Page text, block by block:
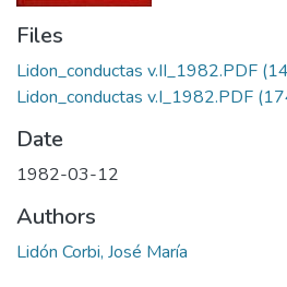
Files
Lidon_conductas v.II_1982.PDF
Lidon_conductas v.I_1982.PDF
Date
1982-03-12
Authors
Lidón Corbi, José María